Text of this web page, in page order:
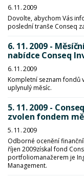
6. 11. 2009
Dovolte, abychom Vás
poslední tranše Conseq
6. 11. 2009 -
nabídce Conseq
6. 11. 2009
Kompletní seznam fondů
uplynulý měsíc.
5. 11. 2009 -
zvolen fondem
5. 11. 2009
Odborné ocenění
říjen 2009získal fond
portfoliomanažerem je
Management.